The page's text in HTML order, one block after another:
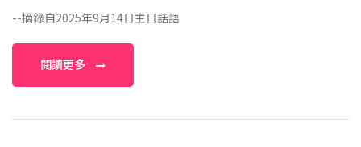
--摘錄自2025年9月14日主日話語
閱讀更多